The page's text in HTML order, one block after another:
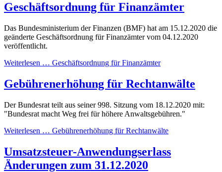
Geschäftsordnung für Finanzämter
Das Bundesministerium der Finanzen (BMF) hat am 15.12.2020 die
geänderte Geschäftsordnung für Finanzämter vom 04.12.2020
veröffentlicht.
Weiterlesen … Geschäftsordnung für Finanzämter
Gebührenerhöhung für Rechtanwälte
Der Bundesrat teilt aus seiner 998. Sitzung vom 18.12.2020 mit:
"Bundesrat macht Weg frei für höhere Anwaltsgebühren."
Weiterlesen … Gebührenerhöhung für Rechtanwälte
Umsatzsteuer-Anwendungserlass
Änderungen zum 31.12.2020